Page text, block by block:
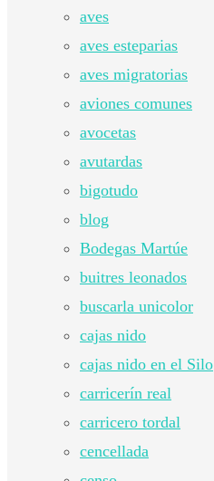
aves
aves esteparias
aves migratorias
aviones comunes
avocetas
avutardas
bigotudo
blog
Bodegas Martúe
buitres leonados
buscarla unicolor
cajas nido
cajas nido en el Silo
carricerín real
carricero tordal
cencellada